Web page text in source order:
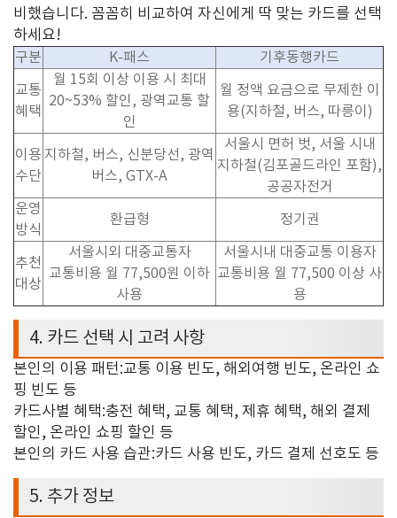
비했습니다. 꼼꼼히 비교하여 자신에게 딱 맞는 카드를 선택
하세요!
구분 K-패스 기후동행카드
교통
혜택
월 15회 이상 이용 시 최대
20~53% 할인, 광역교통 할
인
월 정액 요금으로 무제한 이
용(지하철, 버스, 따릉이)
이용
수단
지하철, 버스, 신분당선, 광역
버스, GTX-A
서울시 면허 벗, 서울 시내
지하철(김포골드라인 포함),
공공자전거
운영
방식
환급형 정기권
추천
대상
서울시외 대중교통자
교통비용 월 77,500원 이하
사용
서울시내 대중교통 이용자
교통비용 월 77,500 이상 사
용
4. 카드 선택 시 고려 사항
본인의 이용 패턴:교통 이용 빈도, 해외여행 빈도, 온라인 쇼
핑 빈도 등
카드사별 혜택:충전 혜택, 교통 혜택, 제휴 혜택, 해외 결제
할인, 온라인 쇼핑 할인 등
본인의 카드 사용 습관:카드 사용 빈도, 카드 결제 선호도 등
5. 추가 정보